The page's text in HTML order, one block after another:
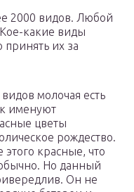
2000 видов. Любой
какие виды
принять их за
молочая есть
именуют
цветы
рождество.
красные, что
Но данный
Он не